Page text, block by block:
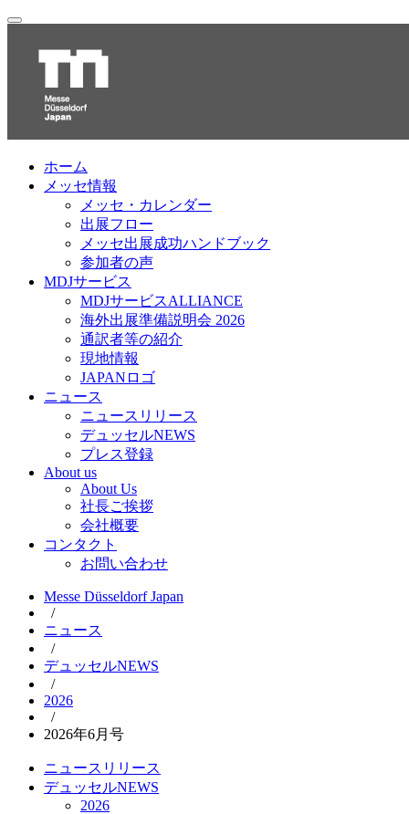
ホーム
メッセ情報
メッセ・カレンダー
出展フロー
メッセ出展成功ハンドブック
参加者の声
MDJサービス
MDJサービスALLIANCE
海外出展準備説明会 2026
通訳者等の紹介
現地情報
JAPANロゴ
ニュース
ニュースリリース
デュッセルNEWS
プレス登録
About us
About Us
社長ご挨拶
会社概要
コンタクト
お問い合わせ
Messe Düsseldorf Japan
/
ニュース
/
デュッセルNEWS
/
2026
/
2026年6月号
ニュースリリース
デュッセルNEWS
2026